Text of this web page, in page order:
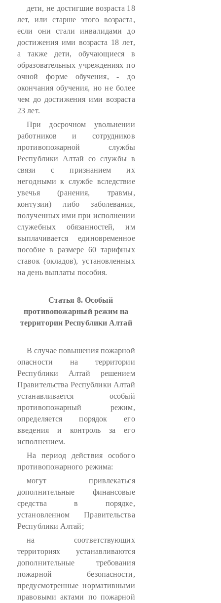
дети, не достигшие возраста 18
лет, или старше этого возраста,
если они стали инвалидами до
достижения ими возраста 18 лет,
а также дети, обучающиеся в
образовательных учреждениях по
очной форме обучения, - до
окончания обучения, но не более
чем до достижения ими возраста
23 лет.
При досрочном увольнении
работников и сотрудников
противопожарной службы
Республики Алтай со службы в
связи с признанием их
негодными к службе вследствие
увечья (ранения, травмы,
контузии) либо заболевания,
полученных ими при исполнении
служебных обязанностей, им
выплачивается единовременное
пособие в размере 60 тарифных
ставок (окладов), установленных
на день выплаты пособия.
Статья 8. Особый
противопожарный режим на
территории Республики Алтай
В случае повышения пожарной
опасности на территории
Республики Алтай решением
Правительства Республики Алтай
устанавливается особый
противопожарный режим,
определяется порядок его
введения и контроль за его
исполнением.
На период действия особого
противопожарного режима:
могут привлекаться
дополнительные финансовые
средства в порядке,
установленном Правительства
Республики Алтай;
на соответствующих
территориях устанавливаются
дополнительные требования
пожарной безопасности,
предусмотренные нормативными
правовыми актами по пожарной